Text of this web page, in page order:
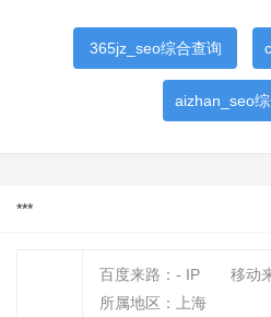
365jz_seo综合查询
aizhan_seo
***
百度来路： - IP 移动
所属地区：上海